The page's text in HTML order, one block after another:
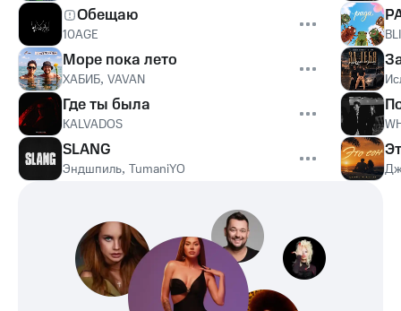
Обещаю
10AGE
Море пока лето
ХАБИБ, VAVAN
Где ты была
KALVADOS
SLANG
Эндшпиль, TumaniYO